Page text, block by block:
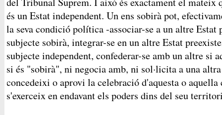
és un Estat independent. Un ens sobirà pot,
la seva condició política -associar-se a un altre
subjecte sobirà, integrar-se en un altre Estat
subjecte independent, confederar-se amb un altre si
si és "sobirà", ni negocia amb, ni sol·licita a una
concedeixi o aprovi la celebració d'aquesta o
s'exerceix en endavant els poders dins del seu